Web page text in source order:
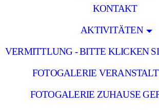
KONTAKT
AKTIVITÄTEN
VERMITTLUNG - BITTE KLICKEN
FOTOGALERIE
FOTOGALERIE ZUHAUSE